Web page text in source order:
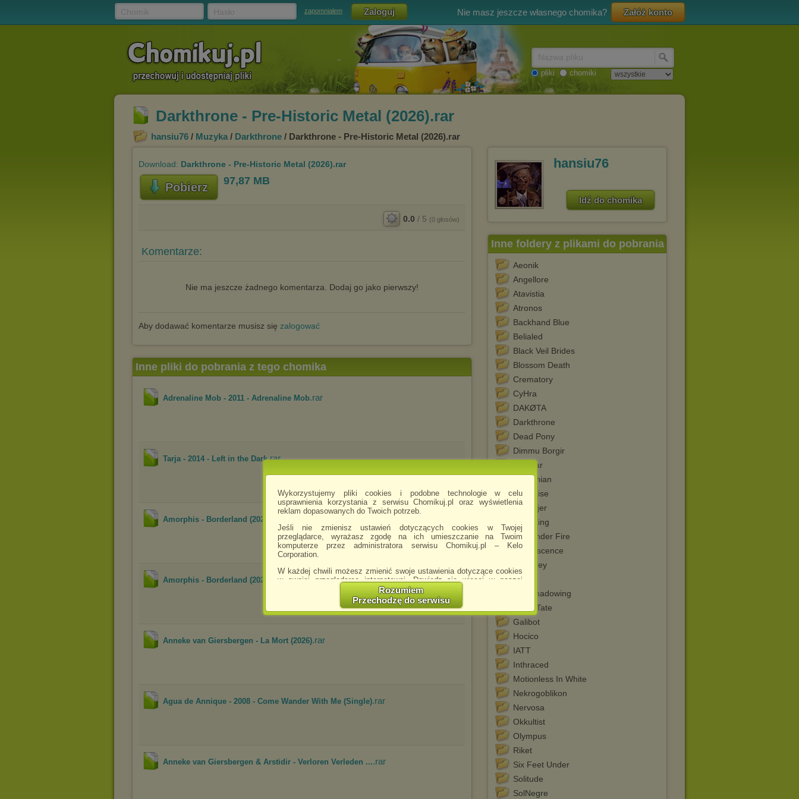
Wykorzystujemy pliki cookies i podobne technologie w celu
usprawnienia korzystania z serwisu Chomikuj.pl oraz wyświetlenia
reklam dopasowanych do Twoich potrzeb.
Jeśli nie zmienisz ustawień dotyczących cookies w Twojej
przeglądarce, wyrażasz zgodę na ich umieszczanie na Twoim
komputerze przez administratora serwisu Chomikuj.pl – Kelo
Corporation.
W każdej chwili możesz zmienić swoje ustawienia dotyczące cookies
w swojej przeglądarce internetowej. Dowiedz się więcej w naszej
http://chomikuj.pl/PolitykaPrywatnosci.aspx
Jednocześnie informujemy że zmiana ustawień przeglądarki może
spowodować ograniczenie korzystania ze strony Chomikuj.pl.
W przypadku braku twojej zgody na akceptację cookies niestety
prosimy o opuszczenie serwisu chomikuj.pl.
Zaufanych Partnerów
(dostosowanie reklam do Twoich potrzeb, analiza skuteczności działań
Wyrażenie sprzeciwu spowoduje, że wyświetlana Ci reklama nie
będzie dopasowana do Twoich preferencji, a będzie to reklama
Istnieje możliwość zmiany ustawień przeglądarki internetowej w
sposób uniemożliwiający przechowywanie plików cookies na
urządzeniu końcowym. Można również usunąć pliki cookies,
dokonując odpowiednich zmian w ustawieniach przeglądarki
internetowej.
Pełną informację na ten temat znajdziesz pod adresem
Rozumiem
Przechodzę do serwisu
zapomniałem Nie masz jeszcze własnego chomika? Załóż konto
pliki chomiki
Darkthrone - Pre-Historic Metal (2026).rar
hansiu76 / Muzyka / Darkthrone / Darkthrone - Pre-Historic Metal (2026).rar
Download: Darkthrone - Pre-Historic Metal (2026).rar
Pobierz 97,87 MB
0.0 / 5 (0 głosów)
Komentarze:
Nie ma jeszcze żadnego komentarza. Dodaj go jako pierwszy!
Aby dodawać komentarze musisz się zalogować
hansiu76
Idź do chomika
Inne foldery z plikami do pobrania
Aeonik
Angellore
Atavistia
Atronos
Backhand Blue
Belialed
Black Veil Brides
Blossom Death
Crematory
CyHra
DAKØTA
Darkthrone
Dead Pony
Dimmu Borgir
Dogstar
Draconian
EarlyRise
Einherjer
Elvenking
Eva Under Fire
Evanescence
Evergrey
Exilia
Foreshadowing
Geoff Tate
Gаlibоt
Hocico
IATT
Inthraced
Motionless In White
Nekrogoblikon
Nervosa
Okkultist
Olympus
Riket
Six Feet Under
Solitude
SolNegre
Inne pliki do pobrania z tego chomika
Adrenaline Mob - 2011 - Adrenaline Mob.rar
Tarja - 2014 - Left in the Dark.rar
Amorphis - Borderland (2025) (Bonus Tracks)
Amorphis - Borderland (2025) .rar
Anneke van Giersbergen - La Mort (2026).rar
Agua de Annique - 2008 - Come Wander With Me (Single).rar
Anneke van Giersbergen & Arstidir - Verloren Verleden ....rar